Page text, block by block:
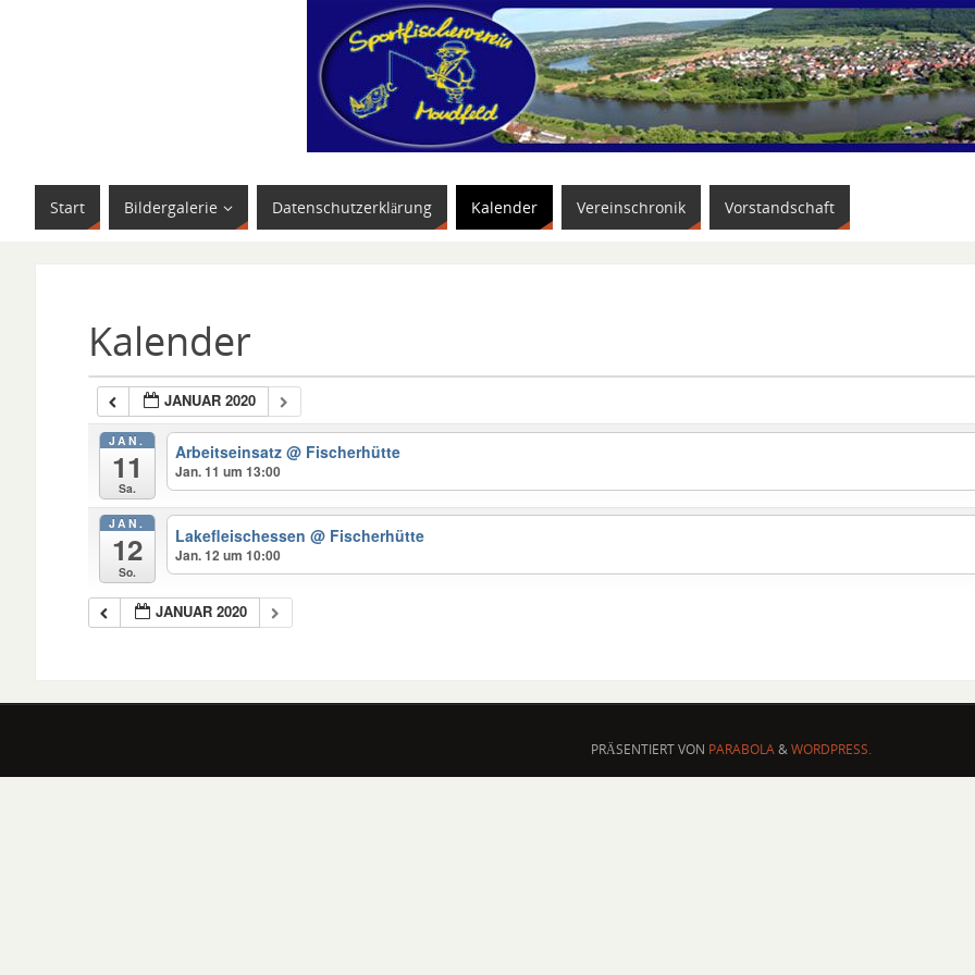
Start Bildergalerie Datenschutzerklärung Kalender Vereinschronik Vorstandschaft
Kalender
JANUAR 2020
JAN.
11
Sa.
Arbeitseinsatz@ Fischerhütte
Jan. 11 um 13:00
JAN.
12
So.
Lakefleischessen@ Fischerhütte
Jan. 12 um 10:00
JANUAR 2020
PRÄSENTIERT VON PARABOLA&WORDPRESS.